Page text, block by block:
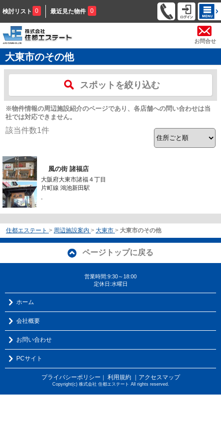
検討リスト 0 最近見た物件 0
お問合せ
大東市のその他
スポットを絞り込む
※物件情報の周辺施設紹介のページであり、各店舗への問い合わせは当
社では対応できません。
該当件数1件
風の街 諸福店
大阪府大東市諸福４丁目
片町線 鴻池新田駅
-
住都エステート > 周辺施設案内 > 大東市 > 大東市のその他
ページトップに戻る
営業時間:9:30～18:00
定休日:水曜日
ホーム
会社概要
お問い合わせ
PCサイト
プライバシーポリシー ｜ 利用規約 ｜アクセスマップ
Copyright(c) 株式会社 住都エステート All rights reserved.